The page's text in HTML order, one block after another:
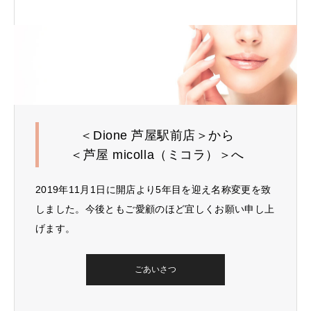
＜Dione 芦屋駅前店＞から
＜芦屋 micolla（ミコラ）＞へ
2019年11月1日に開店より5年目を迎え名称変更を致
しました。今後ともご愛顧のほど宜しくお願い申し上
げます。
ごあいさつ